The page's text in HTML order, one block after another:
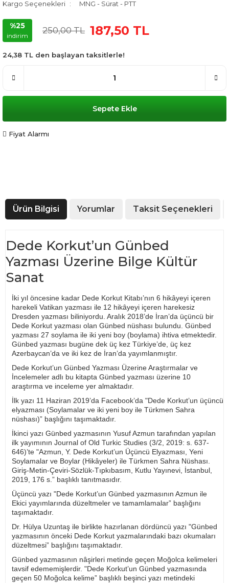
Kargo Seçenekleri
MNG - Sürat - PTT
%25
indirim
250,00 TL 187,50 TL
24,38 TL den başlayan taksitlerle!
Sepete Ekle
Fiyat Alarmı
Ürün Bilgisi Yorumlar Taksit Seçenekleri
Dede Korkut’un Günbed
Yazması Üzerine Bilge Kültür
Sanat
İki yıl öncesine kadar Dede Korkut Kitabı’nın 6 hikâyeyi içeren
harekeli Vatikan yazması ile 12 hikâyeyi içeren harekesiz
Dresden yazması biliniyordu. Aralık 2018’de İran’da üçüncü bir
Dede Korkut yazması olan Günbed nüshası bulundu. Günbed
yazması 27 soylama ile iki yeni boy (boylama) ihtiva etmektedir.
Günbed yazması bugüne dek üç kez Türkiye’de, üç kez
Azerbaycan’da ve iki kez de İran’da yayımlanmıştır.
Dede Korkut’un Günbed Yazması Üzerine Araştırmalar ve
İncelemeler adlı bu kitapta Günbed yazması üzerine 10
araştırma ve inceleme yer almaktadır.
İlk yazı 11 Haziran 2019’da Facebook’da "Dede Korkut’un üçüncü
elyazması (Soylamalar ve iki yeni boy ile Türkmen Sahra
nüshası)” başlığını taşımaktadır.
İkinci yazı Günbed yazmasının Yusuf Azmun tarafından yapılan
ilk yayımının Journal of Old Turkic Studies (3/2, 2019: s. 637-
646)’te "Azmun, Y. Dede Korkut’un Üçüncü Elyazması, Yeni
Soylamalar ve Boylar (Hikâyeler) ile Türkmen Sahra Nüshası.
Giriş-Metin-Çeviri-Sözlük-Tıpkıbasım, Kutlu Yayınevi, İstanbul,
2019, 176 s.” başlıklı tanıtmasıdır.
Üçüncü yazı "Dede Korkut’un Günbed yazmasının Azmun ile
Ekici yayımlarında düzeltmeler ve tamamlamalar” başlığını
taşımaktadır.
Dr. Hülya Uzuntaş ile birlikte hazırlanan dördüncü yazı "Günbed
yazmasının önceki Dede Korkut yazmalarındaki bazı okumaları
düzeltmesi” başlığını taşımaktadır.
Günbed yazmasının nâşirleri metinde geçen Moğolca kelimeleri
tavsif edememişlerdir. "Dede Korkut’un Günbed yazmasında
geçen 50 Moğolca kelime” başlıklı beşinci yazı metindeki